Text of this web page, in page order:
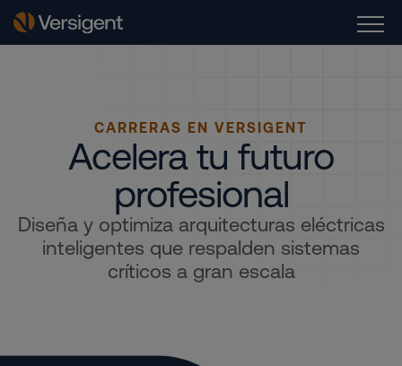
CARRERAS EN VERSIGENT
Acelera tu futuro
profesional
Diseña y optimiza arquitecturas eléctricas
inteligentes que respalden sistemas
críticos a gran escala